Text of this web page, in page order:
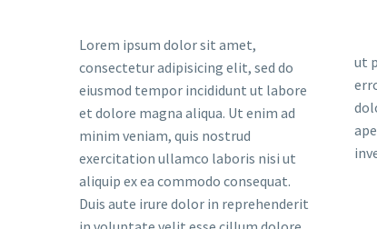
Lorem ipsum dolor sit amet,
consectetur adipisicing elit, sed do
eiusmod tempor incididunt ut labore
et dolore magna aliqua. Ut enim ad
minim veniam, quis nostrud
exercitation ullamco laboris nisi ut
aliquip ex ea commodo consequat.
Duis aute irure dolor in reprehenderit
ut